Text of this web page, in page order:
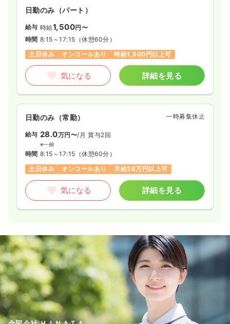
日勤のみ（パート）
給与 時給1,500円〜
時間 8:15～17:15 （休憩60分）
土日休み
オンコールあり 時給1,500円以上可
気になる 詳細を見る
日勤のみ（常勤） 一時募集休止
給与 28.0万円〜/月 賞与2回
※一例
時間 8:15～17:15 （休憩60分）
土日休み
オンコールあり 月給28万円以上可
気になる 詳細を見る